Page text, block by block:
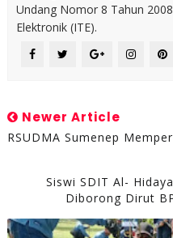
Undang Nomor 8 Tahun
Elektronik (ITE).
Newer Article
RSUDMA Sumenep
Siswi SDIT Al-
Diborong Dirut